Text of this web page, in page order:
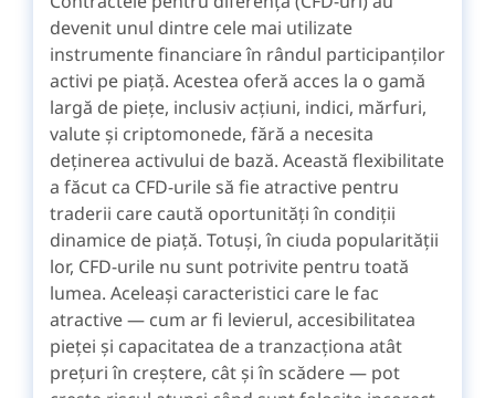
devenit unul dintre cele mai utilizate
instrumente financiare în rândul participanților
activi pe piață. Acestea oferă acces la o gamă
largă de piețe, inclusiv acțiuni, indici, mărfuri,
valute și criptomonede, fără a necesita
deținerea activului de bază. Această flexibilitate
a făcut ca CFD-urile să fie atractive pentru
traderii care caută oportunități în condiții
dinamice de piață. Totuși, în ciuda popularității
lor, CFD-urile nu sunt potrivite pentru toată
lumea. Aceleași caracteristici care le fac
atractive — cum ar fi levierul, accesibilitatea
pieței și capacitatea de a tranzacționa atât
prețuri în creștere, cât și în scădere — pot